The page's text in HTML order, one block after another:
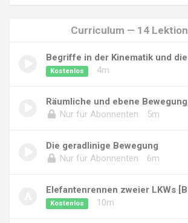
Curriculum — 14
Kostenlos 4m
Nur für Abonnenten
5m
Die geradlinige Bewegung
Nur für Abonnenten
6m
Elefantenrennen zweier LKWs
Kostenlos 10m